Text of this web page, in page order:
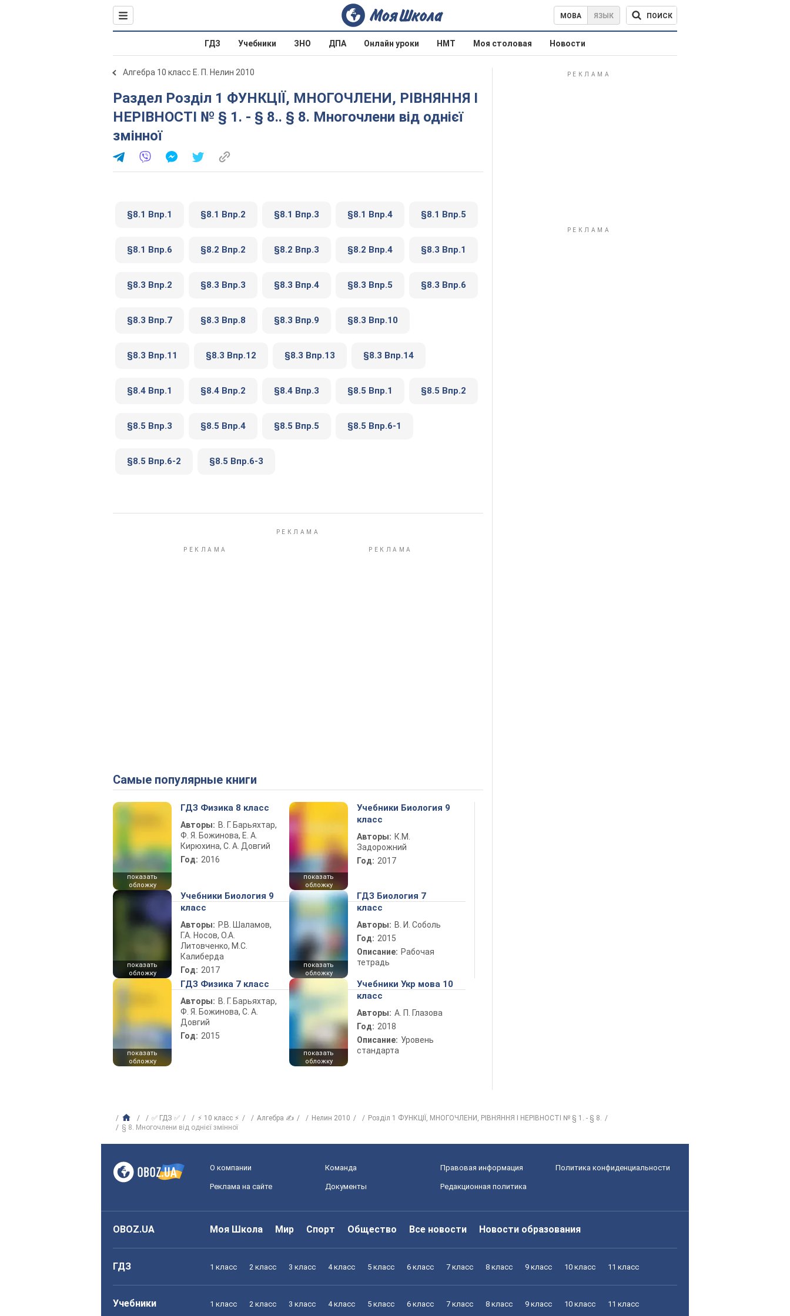
МОВА ЯЗЫК ПОИСК
ГДЗ Учебники ЗНО ДПА Онлайн уроки НМТ Моя столовая Новости
Алгебра 10 класс Е. П. Нелин 2010
Раздел Розділ 1 ФУНКЦІЇ, МНОГОЧЛЕНИ, РІВНЯННЯ І
НЕРІВНОСТІ № § 1. - § 8.. § 8. Многочлени від однієї
змінної
§8.1 Впр.1 §8.1 Впр.2 §8.1 Впр.3 §8.1 Впр.4 §8.1 Впр.5
§8.1 Впр.6 §8.2 Впр.2 §8.2 Впр.3 §8.2 Впр.4 §8.3 Впр.1
§8.3 Впр.2 §8.3 Впр.3 §8.3 Впр.4 §8.3 Впр.5 §8.3 Впр.6
§8.3 Впр.7 §8.3 Впр.8 §8.3 Впр.9 §8.3 Впр.10
§8.3 Впр.11 §8.3 Впр.12 §8.3 Впр.13 §8.3 Впр.14
§8.4 Впр.1 §8.4 Впр.2 §8.4 Впр.3 §8.5 Впр.1 §8.5 Впр.2
§8.5 Впр.3 §8.5 Впр.4 §8.5 Впр.5 §8.5 Впр.6-1
§8.5 Впр.6-2 §8.5 Впр.6-3
Самые популярные книги
показать
обложку
ГДЗ Физика 8 класс
Авторы: В. Г. Барьяхтар,
Ф. Я. Божинова, Е. А.
Кирюхина, С. А. Довгий
Год: 2016
показать
обложку
Учебники Биология 9
класс
Авторы: К.М.
Задорожний
Год: 2017
показать
обложку
Учебники Биология 9
класс
Авторы: Р.В. Шаламов,
Г.А. Носов, О.А.
Литовченко, М.С.
Калиберда
Год: 2017
показать
обложку
ГДЗ Биология 7
класс
Авторы: В. И. Соболь
Год: 2015
Описание: Рабочая
тетрадь
показать
обложку
ГДЗ Физика 7 класс
Авторы: В. Г. Барьяхтар,
Ф. Я. Божинова, С. А.
Довгий
Год: 2015
показать
обложку
Учебники Укр мова 10
класс
Авторы: А. П. Глазова
Год: 2018
Описание: Уровень
стандарта
✅ ГДЗ ✅ ⚡ 10 класс ⚡ Алгебра ✍ Нелин 2010
Розділ 1 ФУНКЦІЇ, МНОГОЧЛЕНИ, РІВНЯННЯ І НЕРІВНОСТІ № § 1. - § 8.
§ 8. Многочлени від однієї змінної
О компании Команда Правовая информация Политика конфиденциальности
Реклама на сайте Документы Редакционная политика
OBOZ.UA Моя Школа Мир Спорт Общество Все новости Новости образования
ГДЗ 1 класс 2 класс 3 класс 4 класс 5 класс 6 класс 7 класс 8 класс 9 класс 10 класс 11 класс
Учебники 1 класс 2 класс 3 класс 4 класс 5 класс 6 класс 7 класс 8 класс 9 класс 10 класс 11 класс